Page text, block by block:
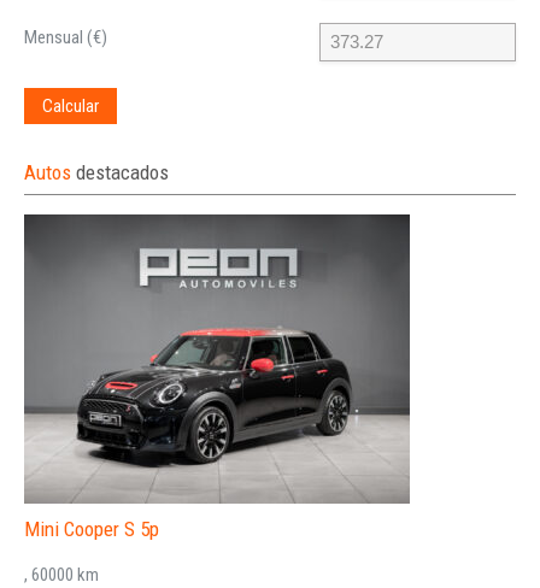
Mensual (€)
Calcular
Autos destacados
Mini Cooper S 5p
, 60000 km